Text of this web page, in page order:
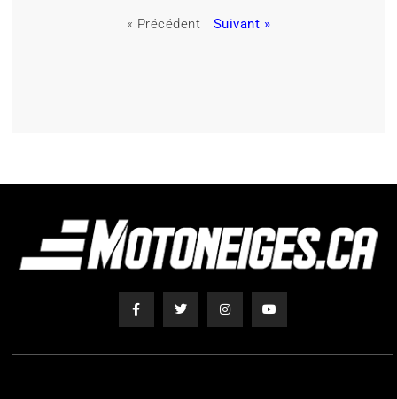
« Précédent Suivant »